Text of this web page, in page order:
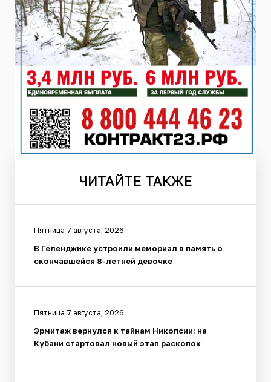
ЧИТАЙТЕ ТАКЖЕ
Пятница 7 августа, 2026
В Геленджике устроили мемориал в память о
скончавшейся 8-летней девочке
Пятница 7 августа, 2026
Эрмитаж вернулся к тайнам Никопсии: на
Кубани стартовал новый этап раскопок